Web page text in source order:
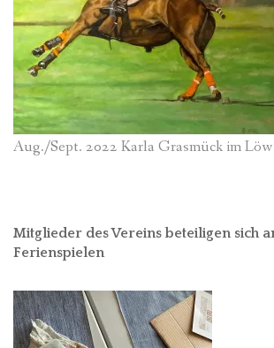
Aug./Sept. 2022 Karla Grasmück im
Mitglieder des Vereins beteiligen sich
Ferienspielen